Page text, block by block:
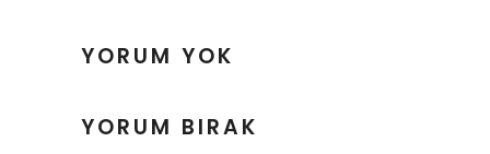
YORUM YOK
YORUM BIRAK